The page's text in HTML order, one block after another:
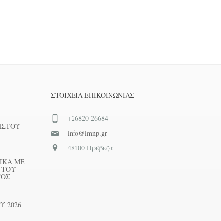
ΜΕ
ΤΟΥ
2026
ΣΤΟΙΧΕΊΑ ΕΠΙΚΟΙΝΩΝΊΑΣ
+26820 26684
info@imnp.gr
48100 Πρέβεζα